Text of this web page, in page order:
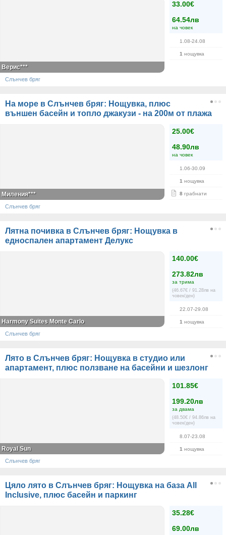
33.00€
64.54лв
на човек
1.08-24.08
1 нощувка
Верис***
Слънчев бряг
На море в Слънчев бряг: Нощувка, плюс
външен басейн и топло джакузи - на 200м от плажа
25.00€
48.90лв
на човек
1.06-30.09
1 нощувка
8 грабнати
Миления***
Слънчев бряг
Лятна почивка в Слънчев бряг: Нощувка в
едноспален апартамент Делукс
140.00€
273.82лв
за трима
(46.67€ / 91.28лв на
човек/ден)
22.07-29.08
1 нощувка
Harmony Suites Monte Carlo
Слънчев бряг
Лято в Слънчев бряг: Нощувка в студио или
апартамент, плюс ползване на басейни и шезлонг
101.85€
199.20лв
за двама
(48.50€ / 94.86лв на
човек/ден)
8.07-23.08
1 нощувка
Royal Sun
Слънчев бряг
Цяло лято в Слънчев бряг: Нощувка на база All
Inclusive, плюс басейн и паркинг
35.28€
69.00лв